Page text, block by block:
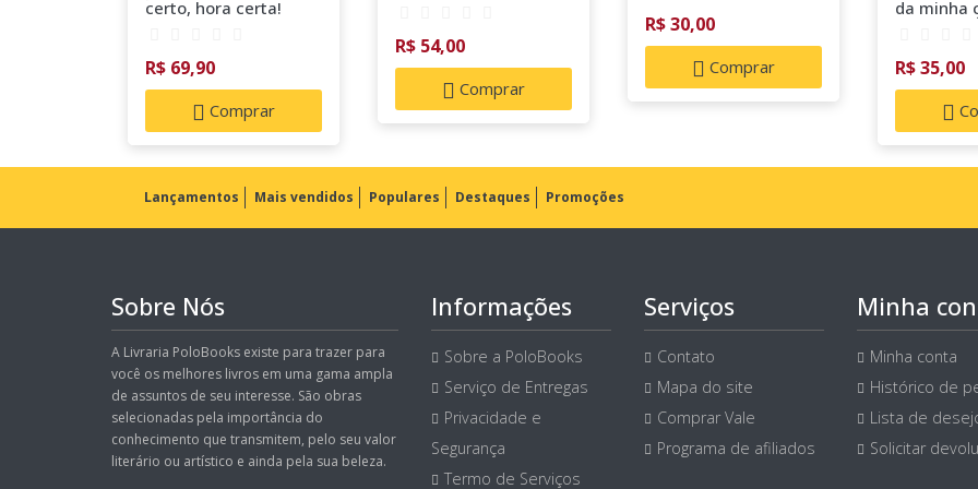
certo, hora certa!
R$ 69,90
Comprar
R$ 54,00
Comprar
R$ 30,00
Comprar
da minha
R$ 35,00
Lançamentos Mais vendidos Populares Destaques Promoções
Sobre Nós
A Livraria PoloBooks existe para trazer para
você os melhores livros em uma gama ampla
de assuntos de seu interesse. São obras
selecionadas pela importância do
conhecimento que transmitem, pelo seu valor
literário ou artístico e ainda pela sua beleza.
Informações
Sobre a PoloBooks
Serviço de Entregas
Privacidade e
Segurança
Termo de Serviços
Serviços
Contato
Mapa do site
Comprar Vale
Programa de afiliados
Minha
Minha conta
Histórico de
Lista de
Solicitar